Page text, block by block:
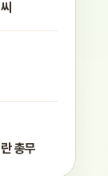
총무